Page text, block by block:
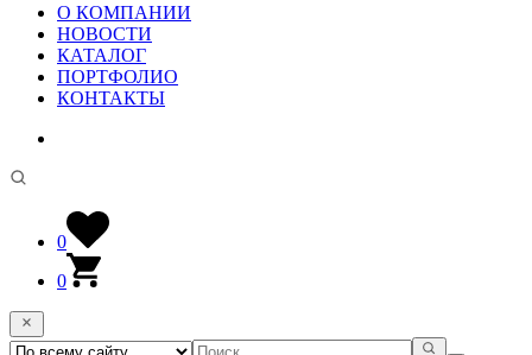
О КОМПАНИИ
НОВОСТИ
КАТАЛОГ
ПОРТФОЛИО
КОНТАКТЫ
0
0